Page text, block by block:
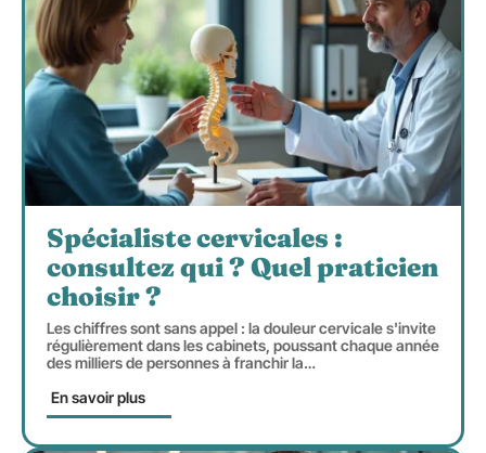
Spécialiste cervicales :
consultez qui ? Quel praticien
choisir ?
Les chiffres sont sans appel : la douleur cervicale s'invite
régulièrement dans les cabinets, poussant chaque année
des milliers de personnes à franchir la…
En savoir plus